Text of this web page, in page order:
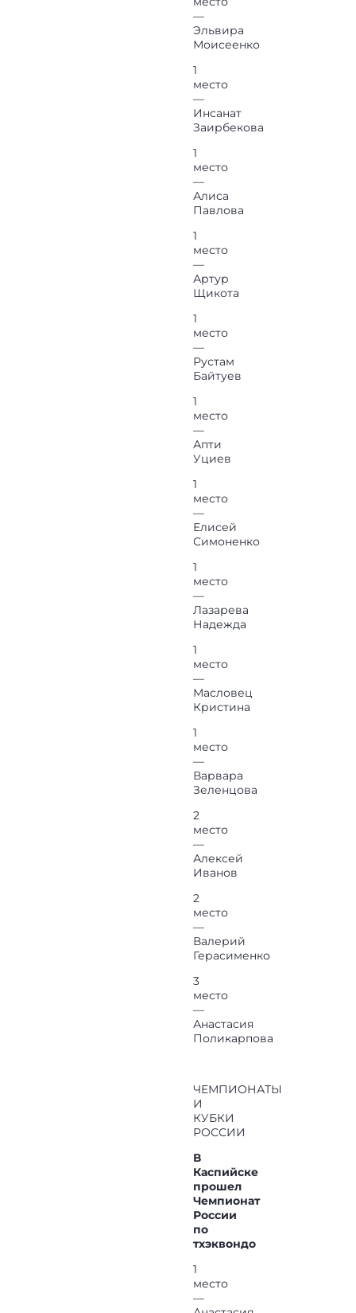
—
Эльвира
Моисеенко
1
место
—
Инсанат
Заирбекова
1
место
—
Алиса
Павлова
1
место
—
Артур
Щикота
1
место
—
Рустам
Байтуев
1
место
—
Апти
Уциев
1
место
—
Елисей
Симоненко
1
место
—
Лазарева
Надежда
1
место
—
Масловец
Кристина
1
место
—
Варвара
Зеленцова
2
место
—
Алексей
Иванов
2
место
—
Валерий
Герасименко
3
место
—
Анастасия
Поликарпова
ЧЕМПИОНАТЫ
И
КУБКИ
РОССИИ
В
Каспийске
прошел
Чемпионат
России
по
тхэквондо
1
место
—